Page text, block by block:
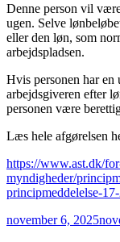
Denne person vil
ugen. Selve
eller den løn, som
arbejdspladsen.
Hvis personen har en
arbejdsgiveren efter
personen være
Læs hele afgørelsen
https://www.ast.dk/
myndigheder/
principmeddelelse-
Udgivet
november 6, 2025